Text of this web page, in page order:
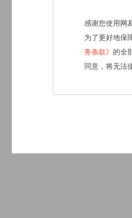
感谢您使用网
为了更好地保
务条款》 的全
同意，将无法